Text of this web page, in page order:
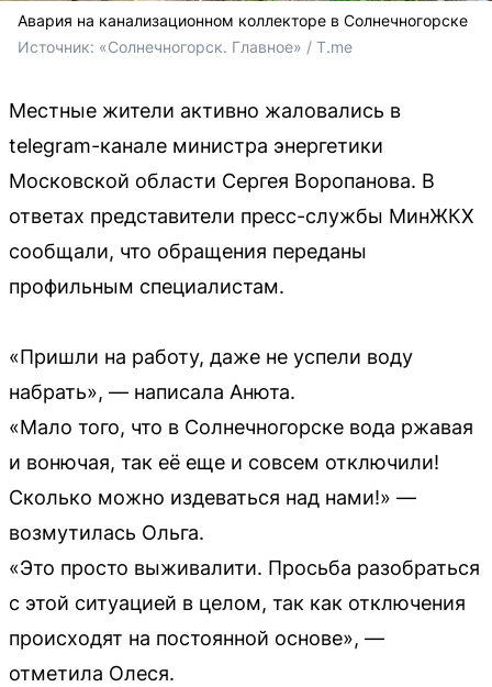
Авария на канализационном коллекторе в Солнечногорске
Источник: «Солнечногорск. Главное» / T.me
Местные жители активно жаловались в
telegram-канале министра энергетики
Московской области Сергея Воропанова. В
ответах представители пресс-службы МинЖКХ
сообщали, что обращения переданы
профильным специалистам.
«Пришли на работу, даже не успели воду
набрать», — написала Анюта.
«Мало того, что в Солнечногорске вода ржавая
и вонючая, так её еще и совсем отключили!
Сколько можно издеваться над нами!» —
возмутилась Ольга.
«Это просто выживалити. Просьба разобраться
с этой ситуацией в целом, так как отключения
происходят на постоянной основе», —
отметила Олеся.